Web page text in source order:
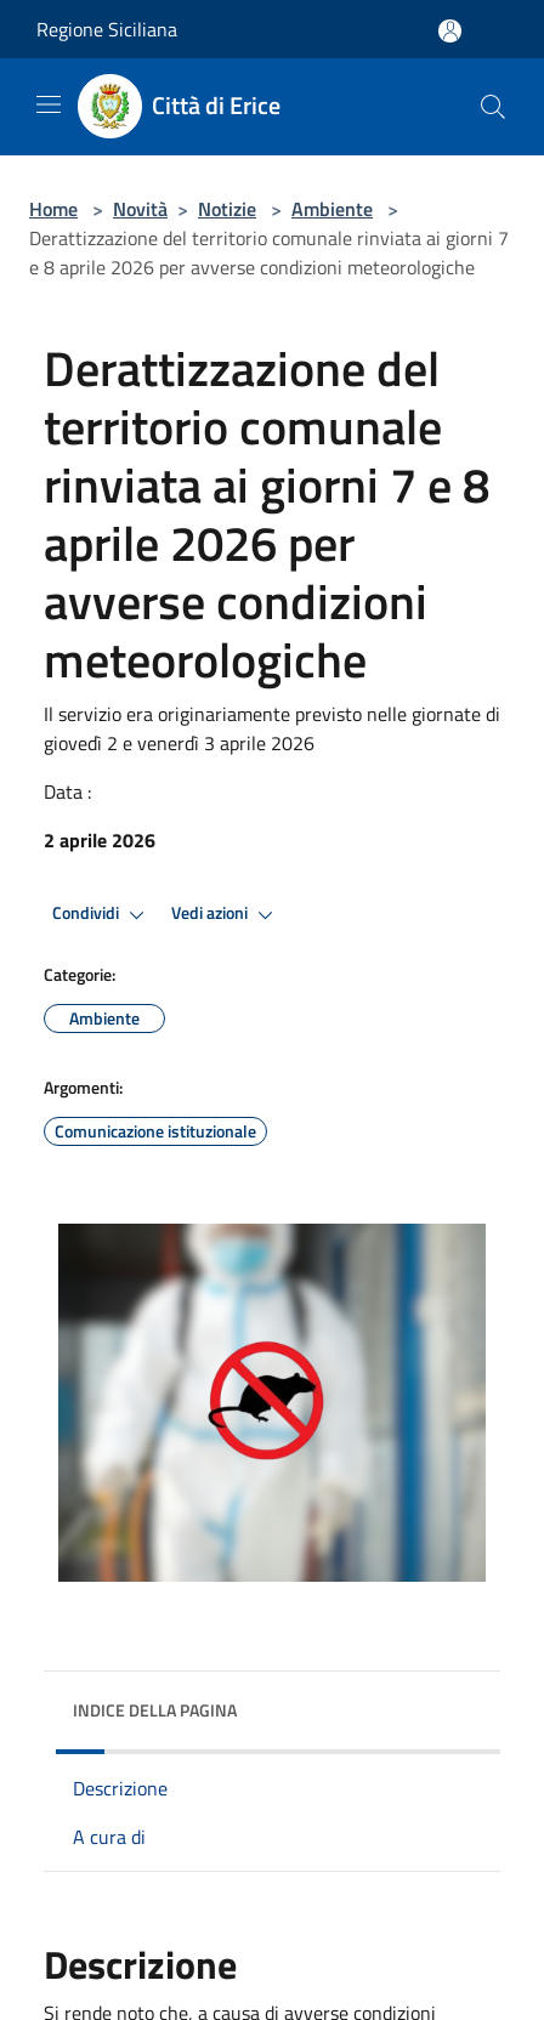
Regione Siciliana
Città di Erice
Home > Novità > Notizie > Ambiente >
Derattizzazione del territorio comunale rinviata ai giorni 7
e 8 aprile 2026 per avverse condizioni meteorologiche
Derattizzazione del
territorio comunale
rinviata ai giorni 7 e 8
aprile 2026 per
avverse condizioni
meteorologiche
Il servizio era originariamente previsto nelle giornate di
giovedì 2 e venerdì 3 aprile 2026
Data :
2 aprile 2026
Condividi Vedi azioni
Categorie:
Ambiente
Argomenti:
Comunicazione istituzionale
INDICE DELLA PAGINA
Descrizione
A cura di
Descrizione
Si rende noto che, a causa di avverse condizioni